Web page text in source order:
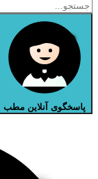
پاسخگوی آنلاین مطب